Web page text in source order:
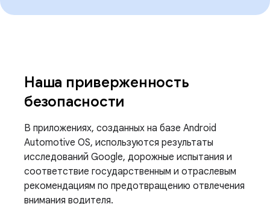
Наша приверженность
безопасности
В приложениях, созданных на базе Android
Automotive OS, используются результаты
исследований Google, дорожные испытания и
соответствие государственным и отраслевым
рекомендациям по предотвращению отвлечения
внимания водителя.